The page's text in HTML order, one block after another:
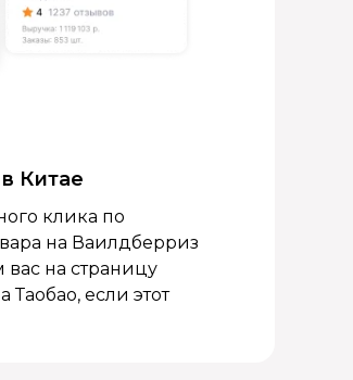
Китае
клика по
на Ваилдберриз
на страницу
Таобао, если этот